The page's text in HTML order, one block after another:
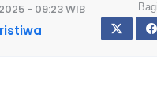
- 09:23 WIB